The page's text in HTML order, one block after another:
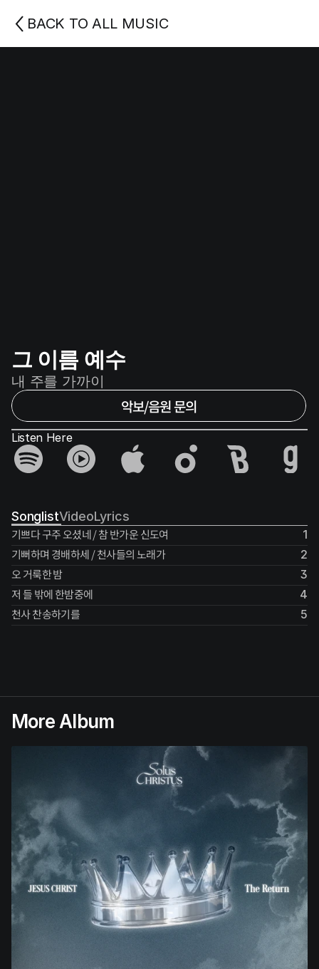
BACK TO ALL MUSIC
그 이름 예수
내 주를 가까이
악보/음원 문의
Listen Here
VideoLyrics
Songlist
기쁘다 구주 오셨네 / 참 반가운 신도여
1
기뻐하며 경배하세 / 천사들의 노래가 2
오 거룩한 밤 3
저 들 밖에 한밤중에 4
천사 찬송하기를 5
More Album